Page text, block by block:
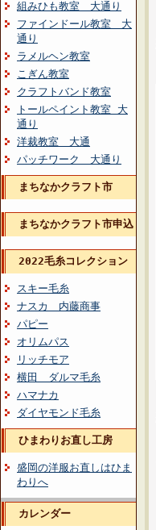
組みひも教室 大通り
ファインドール教室 大
通り
ラメルヘン教室
こぎん教室
クラフトバンド教室
トールペイント教室 大
通り
洋裁教室 大通
パッチワーク 大通り
まちなかクラフト市
まちなかクラフト市申込
2022毛糸コレクション
スキー毛糸
ナスカ 内藤商事
パピー
オリムパス
リッチモア
横田 ダルマ毛糸
ハマナカ
ダイヤモンド毛糸
ひまわりお直し工房
盛岡の洋服お直しはひま
わりへ
カレンダー